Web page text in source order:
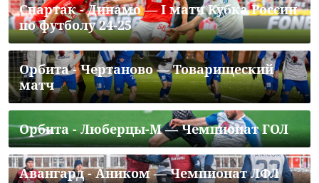
Спартак - Динамо — I матч Кубка России
по футболу 24-25
Орбита - Чертаново — Товарищеский
матч
Орбита - Люберцы-М — Чемпионат ГОЛ
Авангард - Аником — Чемпионат ЛФЛ